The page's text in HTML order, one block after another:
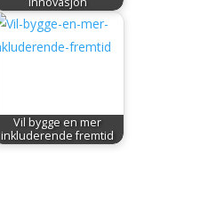
Vil bygge en mer
inkluderende fremtid